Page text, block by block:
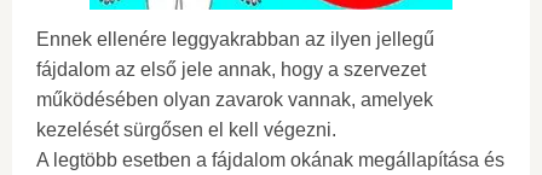
Ennek ellenére leggyakrabban az ilyen jellegű
fájdalom az első jele annak, hogy a szervezet
működésében olyan zavarok vannak, amelyek
kezelését sürgősen el kell végezni.
A legtöbb esetben a fájdalom okának megállapítása és